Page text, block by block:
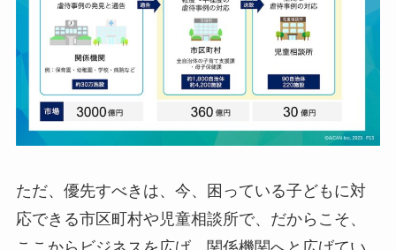
ただ、優先すべきは、今、困っている子どもに対
応できる市区町村や児童相談所で、だからこそ、